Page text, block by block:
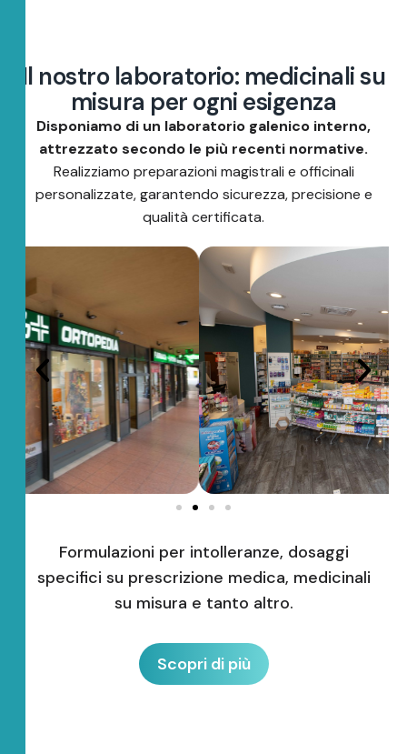
Il nostro laboratorio: medicinalisu
misura per ogni esigenza
Disponiamo di un laboratorio galenico interno,
attrezzato secondo le più recenti normative.
Realizziamo preparazioni magistrali e officinali
personalizzate, garantendo sicurezza, precisione e
qualità certificata.
Formulazioni per intolleranze, dosaggi
specifici su prescrizione medica, medicinali
su misura e tanto altro.
Scopri di più